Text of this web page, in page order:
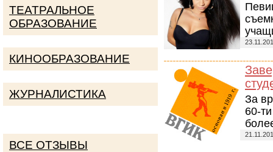
За
60-
ТЕАТРАЛЬНОЕ
ОБРАЗОВАНИЕ
КИНООБРАЗОВАНИЕ
ЖУРНАЛИСТИКА
ВСЕ ОТЗЫВЫ